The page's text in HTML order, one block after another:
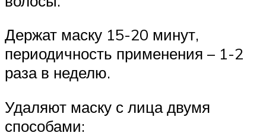
Держат маску 15-20 минут,
периодичность применения – 1-2
раза в неделю.
Удаляют маску с лица двумя
способами: